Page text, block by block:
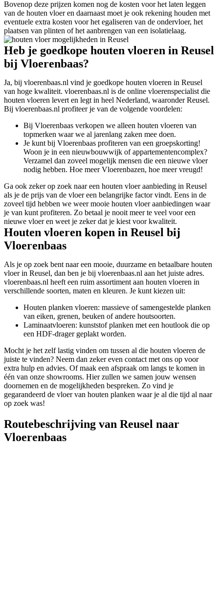
Bovenop deze prijzen komen nog de kosten voor het laten leggen
van de houten vloer en daarnaast moet je ook rekening houden met
eventuele extra kosten voor het egaliseren van de ondervloer, het
plaatsen van plinten of het aanbrengen van een isolatielaag.
Heb je goedkope houten vloeren in Reusel
bij Vloerenbaas?
Ja, bij vloerenbaas.nl vind je goedkope houten vloeren in Reusel
van hoge kwaliteit. vloerenbaas.nl is de online vloerenspecialist die
houten vloeren levert en legt in heel Nederland, waaronder Reusel.
Bij vloerenbaas.nl profiteer je van de volgende voordelen:
Bij Vloerenbaas verkopen we alleen houten vloeren van
topmerken waar we al jarenlang zaken mee doen.
Je kunt bij Vloerenbaas profiteren van een groepskorting!
Woon je in een nieuwbouwwijk of appartementencomplex?
Verzamel dan zoveel mogelijk mensen die een nieuwe vloer
nodig hebben. Hoe meer Vloerenbazen, hoe meer vreugd!
Ga ook zeker op zoek naar een houten vloer aanbieding in Reusel
als je de prijs van de vloer een belangrijke factor vindt. Eens in de
zoveel tijd hebben we weer mooie houten vloer aanbiedingen waar
je van kunt profiteren. Zo betaal je nooit meer te veel voor een
nieuwe vloer en weet je zeker dat je kiest voor kwaliteit.
Houten vloeren kopen in Reusel bij
Vloerenbaas
Als je op zoek bent naar een mooie, duurzame en betaalbare houten
vloer in Reusel, dan ben je bij vloerenbaas.nl aan het juiste adres.
vloerenbaas.nl heeft een ruim assortiment aan houten vloeren in
verschillende soorten, maten en kleuren. Je kunt kiezen uit:
Houten planken vloeren: massieve of samengestelde planken
van eiken, grenen, beuken of andere houtsoorten.
Laminaatvloeren: kunststof planken met een houtlook die op
een HDF-drager geplakt worden.
Mocht je het zelf lastig vinden om tussen al die houten vloeren de
juiste te vinden? Neem dan zeker even contact met ons op voor
extra hulp en advies. Of maak een afspraak om langs te komen in
één van onze showrooms. Hier zullen we samen jouw wensen
doornemen en de mogelijkheden bespreken. Zo vind je
gegarandeerd de vloer van houten planken waar je al die tijd al naar
op zoek was!
Routebeschrijving van Reusel naar
Vloerenbaas